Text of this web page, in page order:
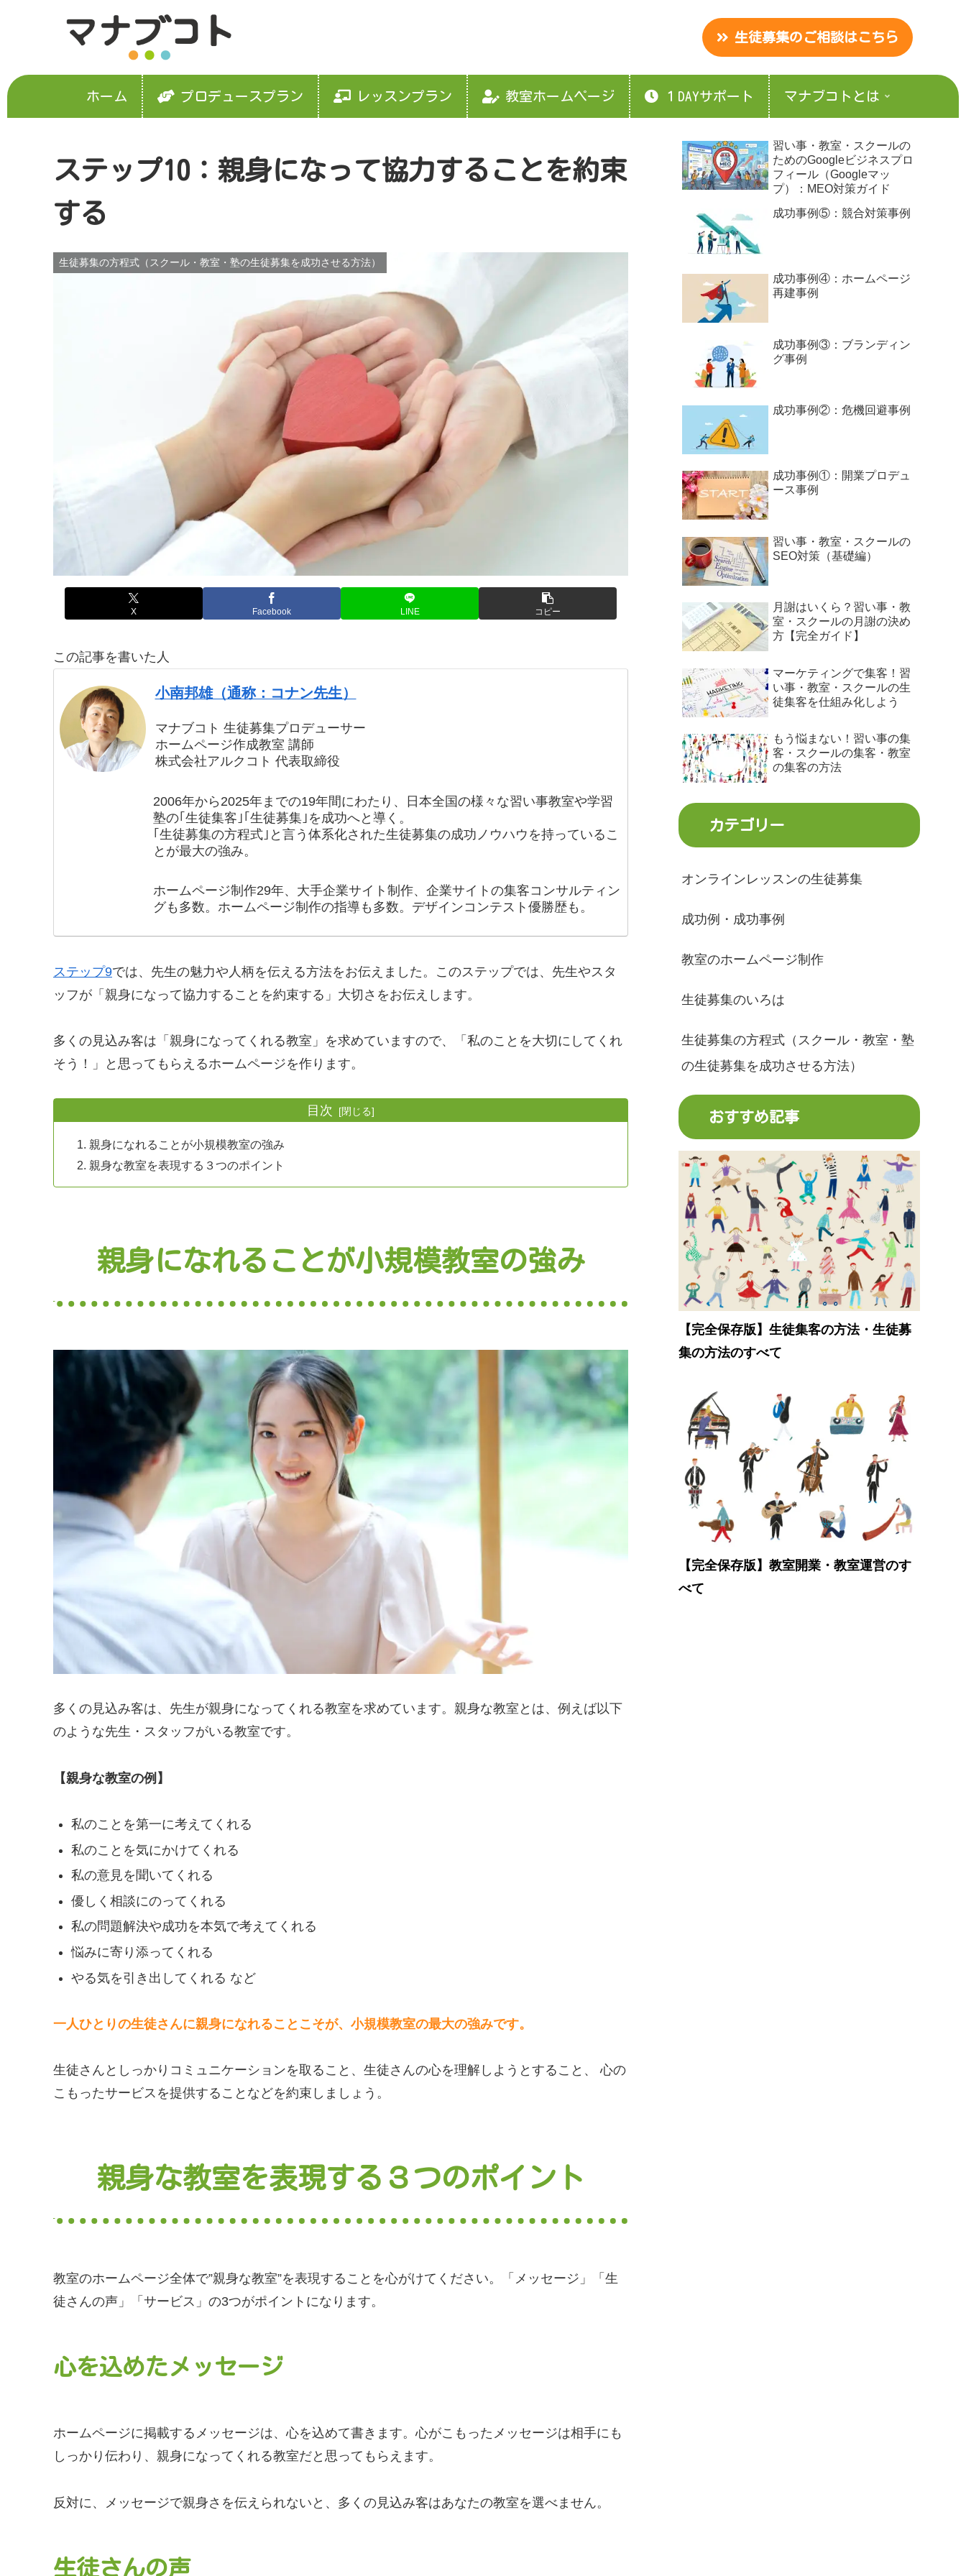
生徒募集のご相談はこちら
ホーム プロデュースプラン レッスンプラン 教室ホームページ １DAYサポート マナブコトとは
ステップ10：親身になって協力することを約束
する
生徒募集の方程式（スクール・教室・塾の生徒募集を成功させる方法）
X Facebook LINE コピー
この記事を書いた人
小南邦雄（通称：コナン先生）
マナブコト 生徒募集プロデューサー
ホームページ作成教室 講師
株式会社アルクコト 代表取締役
2006年から2025年までの19年間にわたり、日本全国の様々な習い事教室や学習
塾の｢生徒集客｣｢生徒募集｣を成功へと導く。
｢生徒募集の方程式｣と言う体系化された生徒募集の成功ノウハウを持っているこ
とが最大の強み。
ホームページ制作29年、大手企業サイト制作、企業サイトの集客コンサルティン
グも多数。ホームページ制作の指導も多数。デザインコンテスト優勝歴も。
ステップ9では、先生の魅力や人柄を伝える方法をお伝えました。このステップでは、先生やスタ
ッフが「親身になって協力することを約束する」大切さをお伝えします。
多くの見込み客は「親身になってくれる教室」を求めていますので、「私のことを大切にしてくれ
そう！」と思ってもらえるホームページを作ります。
目次
親身になれることが小規模教室の強み
親身な教室を表現する３つのポイント
親身になれることが小規模教室の強み
多くの見込み客は、先生が親身になってくれる教室を求めています。親身な教室とは、例えば以下
のような先生・スタッフがいる教室です。
【親身な教室の例】
私のことを第一に考えてくれる
私のことを気にかけてくれる
私の意見を聞いてくれる
優しく相談にのってくれる
私の問題解決や成功を本気で考えてくれる
悩みに寄り添ってくれる
やる気を引き出してくれる など
一人ひとりの生徒さんに親身になれることこそが、小規模教室の最大の強みです。
生徒さんとしっかりコミュニケーションを取ること、生徒さんの心を理解しようとすること、 心の
こもったサービスを提供することなどを約束しましょう。
親身な教室を表現する３つのポイント
教室のホームページ全体で”親身な教室”を表現することを心がけてください。「メッセージ」「生
徒さんの声」「サービス」の3つがポイントになります。
心を込めたメッセージ
ホームページに掲載するメッセージは、心を込めて書きます。心がこもったメッセージは相手にも
しっかり伝わり、親身になってくれる教室だと思ってもらえます。
反対に、メッセージで親身さを伝えられないと、多くの見込み客はあなたの教室を選べません。
生徒さんの声
習い事・教室・スクールの
ためのGoogleビジネスプロ
フィール（Googleマッ
プ）：MEO対策ガイド
成功事例⑤：競合対策事例
成功事例④：ホームページ
再建事例
成功事例③：ブランディン
グ事例
成功事例②：危機回避事例
成功事例①：開業プロデュ
ース事例
習い事・教室・スクールの
SEO対策（基礎編）
月謝はいくら？習い事・教
室・スクールの月謝の決め
方【完全ガイド】
マーケティングで集客！習
い事・教室・スクールの生
徒集客を仕組み化しよう
もう悩まない！習い事の集
客・スクールの集客・教室
の集客の方法
カテゴリー
オンラインレッスンの生徒募集
成功例・成功事例
教室のホームページ制作
生徒募集のいろは
生徒募集の方程式（スクール・教室・塾
の生徒募集を成功させる方法）
おすすめ記事
【完全保存版】生徒集客の方法・生徒募
集の方法のすべて
【完全保存版】教室開業・教室運営のす
べて